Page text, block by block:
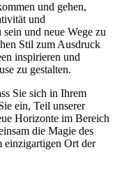
und gehen,
und
und neue Wege zu
Stil zum Ausdruck
inspirieren und
zu gestalten.
Sie sich in Ihrem
ein, Teil unserer
Horizonte im Bereich
die Magie des
einzigartigen Ort der